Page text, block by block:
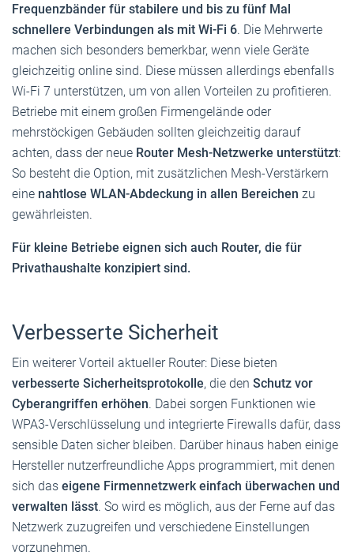
Frequenzbänder für stabilere und bis zu fünf Mal
schnellere Verbindungen als mit Wi-Fi 6. Die Mehrwerte
machen sich besonders bemerkbar, wenn viele Geräte
gleichzeitig online sind. Diese müssen allerdings ebenfalls
Wi-Fi 7 unterstützen, um von allen Vorteilen zu profitieren.
Betriebe mit einem großen Firmengelände oder
mehrstöckigen Gebäuden sollten gleichzeitig darauf
achten, dass der neue Router Mesh-Netzwerke unterstützt:
So besteht die Option, mit zusätzlichen Mesh-Verstärkern
eine nahtlose WLAN-Abdeckung in allen Bereichen zu
gewährleisten.
Für kleine Betriebe eignen sich auch Router, die für
Privathaushalte konzipiert sind.
Verbesserte Sicherheit
Ein weiterer Vorteil aktueller Router: Diese bieten
verbesserte Sicherheitsprotokolle, die den Schutz vor
Cyberangriffen erhöhen. Dabei sorgen Funktionen wie
WPA3-Verschlüsselung und integrierte Firewalls dafür, dass
sensible Daten sicher bleiben. Darüber hinaus haben einige
Hersteller nutzerfreundliche Apps programmiert, mit denen
sich das eigene Firmennetzwerk einfach überwachen und
verwalten lässt. So wird es möglich, aus der Ferne auf das
Netzwerk zuzugreifen und verschiedene Einstellungen
vorzunehmen.